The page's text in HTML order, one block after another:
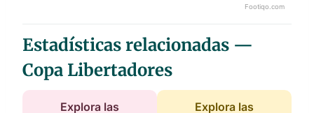
Footiqo.com
Estadísticas relacionadas —
Copa Libertadores
Explora las
Explora las